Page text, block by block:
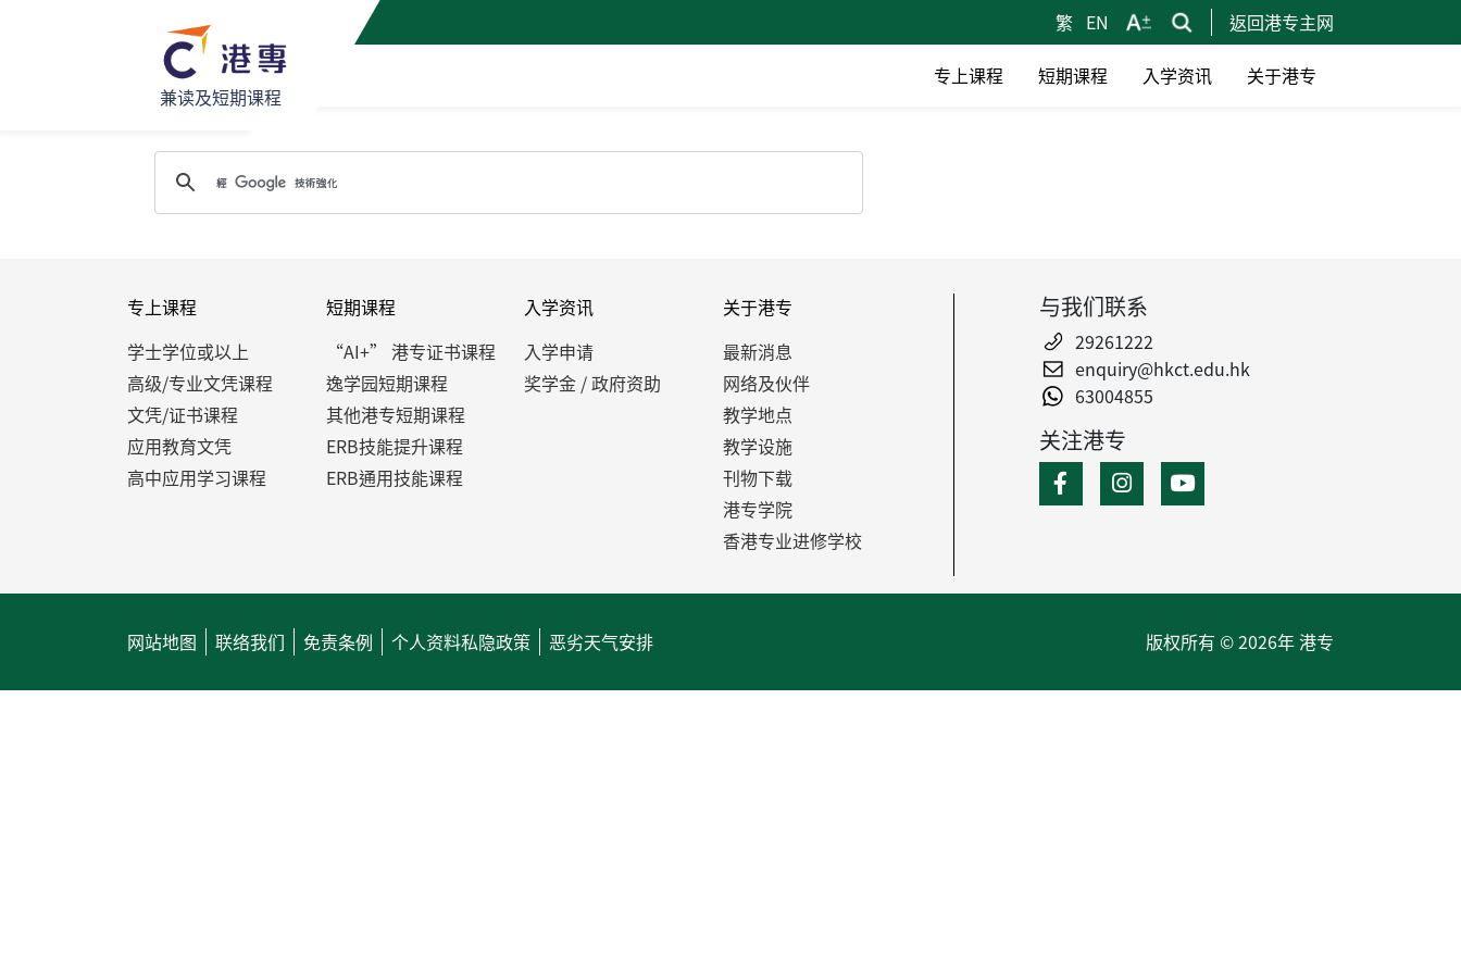
繁 EN 返回港专主网
兼读及短期课程
专上课程 短期课程 入学资讯 关于港专
专上课程
学士学位或以上
高级/专业文凭课程
文凭/证书课程
应用教育文凭
高中应用学习课程
短期课程
“AI+” 港专证书课程
逸学园短期课程
其他港专短期课程
ERB技能提升课程
ERB通用技能课程
入学资讯
入学申请
奖学金 / 政府资助
关于港专
最新消息
网络及伙伴
教学地点
教学设施
刊物下载
港专学院
香港专业进修学校
与我们联系
29261222
enquiry@hkct.edu.hk
63004855
关注港专
网站地图 联络我们 免责条例 个人资料私隐政策 恶劣天气安排 版权所有 © 2026年 港专